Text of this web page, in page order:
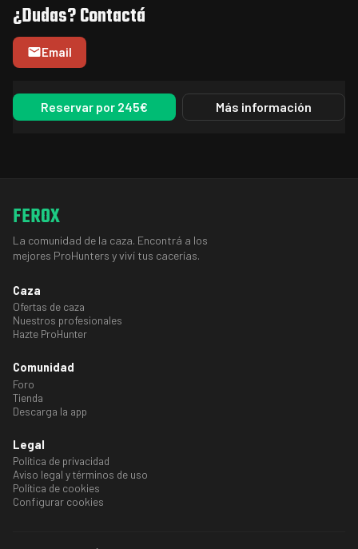
¿Dudas? Contactá
Email
Reservar por 245€ Más información
FEROX
La comunidad de la caza. Encontrá a los
mejores ProHunters y viví tus cacerías.
Caza
Ofertas de caza
Nuestros profesionales
Hazte ProHunter
Comunidad
Foro
Tienda
Descarga la app
Legal
Política de privacidad
Aviso legal y términos de uso
Política de cookies
Configurar cookies